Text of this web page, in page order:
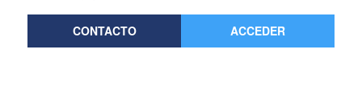
CONTACTO ACCEDER